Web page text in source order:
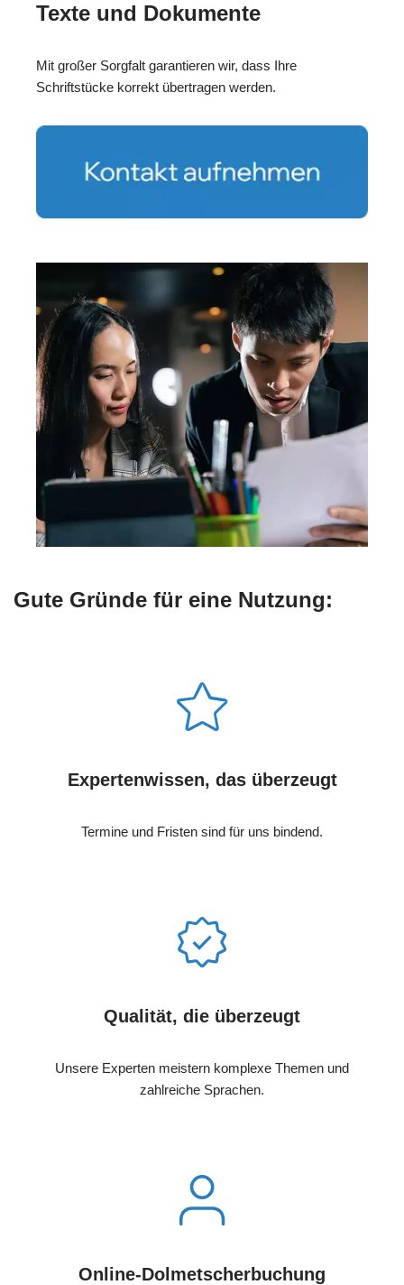
Texte und Dokumente
Mit großer Sorgfalt garantieren wir, dass Ihre
Schriftstücke korrekt übertragen werden.
Gute Gründe für eine Nutzung:
Expertenwissen, das überzeugt
Termine und Fristen sind für uns bindend.
Qualität, die überzeugt
Unsere Experten meistern komplexe Themen und
zahlreiche Sprachen.
Online-Dolmetscherbuchung